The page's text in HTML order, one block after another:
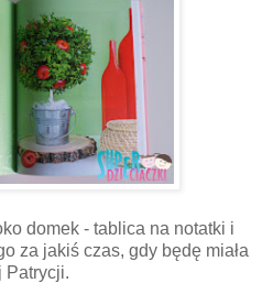
domek - tablica na notatki i
za jakiś czas, gdy będę miała
Patrycji.